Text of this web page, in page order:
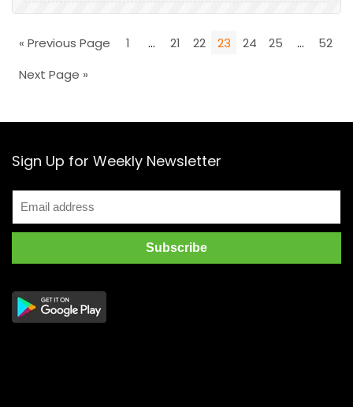
« Previous Page 1 … 21 22 23 24 25 …
52
Next Page »
Sign Up for Weekly Newsletter